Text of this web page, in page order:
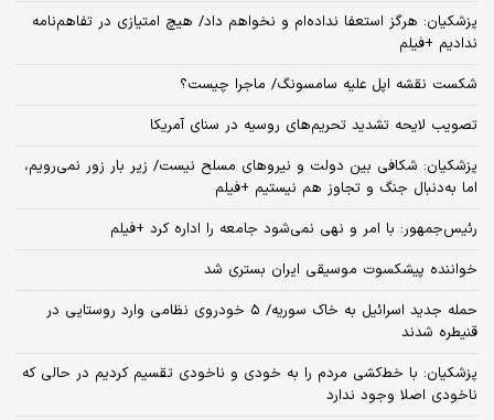
پزشکیان: هرگز استعفا نداده‌ام و نخواهم داد/ هیچ امتیازی در تفاهم‌نامه
ندادیم +فیلم
شکست نقشه اپل علیه سامسونگ/ ماجرا چیست؟
تصویب لایحه تشدید تحریم‌های روسیه در سنای آمریکا
پزشکیان: شکافی بین دولت و نیروهای مسلح نیست/ زیر بار زور نمی‌رویم،
اما به‌دنبال جنگ و تجاوز هم نیستیم +فیلم
رئیس‌جمهور: با امر و نهی نمی‌شود جامعه را اداره کرد +فیلم
خواننده پیشکسوت موسیقی ایران بستری شد
حمله جدید اسرائیل به خاک سوریه/ ۵ خودروی نظامی وارد روستایی در
قنیطره شدند
پزشکیان: با خط‌کشی مردم را به خودی و ناخودی تقسیم کردیم در حالی که
ناخودی اصلا وجود ندارد